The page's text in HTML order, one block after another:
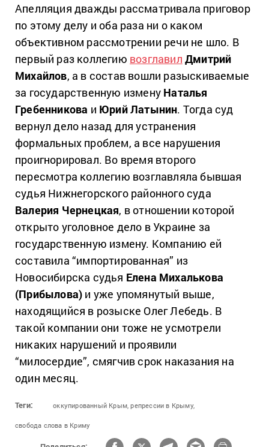
Апелляция дважды рассматривала приговор
по этому делу и оба раза ни о каком
объективном рассмотрении речи не шло. В
первый раз коллегию возглавил Дмитрий
Михайлов, а в состав вошли разыскиваемые
за государственную измену Наталья
Гребенникова и Юрий Латынин. Тогда суд
вернул дело назад для устранения
формальных проблем, а все нарушения
проигнорировал. Во время второго
пересмотра коллегию возглавляла бывшая
судья Нижнегорского районного суда
Валерия Чернецкая, в отношении которой
открыто уголовное дело в Украине за
государственную измену. Компанию ей
составила “импортированная” из
Новосибирска судья Елена Михалькова
(Прибылова) и уже упомянутый выше,
находящийся в розыске Олег Лебедь. В
такой компании они тоже не усмотрели
никаких нарушений и проявили
“милосердие”, смягчив срок наказания на
один месяц.
Теги: оккупированный Крым, репрессии в Крыму,
свобода слова в Криму